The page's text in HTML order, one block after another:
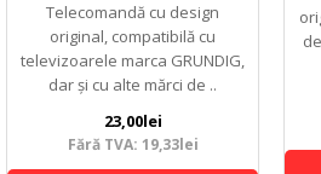
Telecomandă cu design
original, compatibilă cu
televizoarele marca GRUNDIG,
dar și cu alte mărci de ..
23,00lei
Fără TVA: 19,33lei